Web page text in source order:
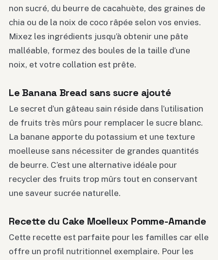
non sucré, du beurre de cacahuète, des graines de
chia ou de la noix de coco râpée selon vos envies.
Mixez les ingrédients jusqu’à obtenir une pâte
malléable, formez des boules de la taille d’une
noix, et votre collation est prête.
Le Banana Bread sans sucre ajouté
Le secret d’un gâteau sain réside dans l’utilisation
de fruits très mûrs pour remplacer le sucre blanc.
La banane apporte du potassium et une texture
moelleuse sans nécessiter de grandes quantités
de beurre. C’est une alternative idéale pour
recycler des fruits trop mûrs tout en conservant
une saveur sucrée naturelle.
Recette du Cake Moelleux Pomme-Amande
Cette recette est parfaite pour les familles car elle
offre un profil nutritionnel exemplaire. Pour les